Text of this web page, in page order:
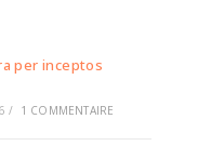
per inceptos
/ 1 COMMENTAIRE